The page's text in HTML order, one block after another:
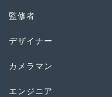
監修者
デザイナー
カメラマン
エンジニア